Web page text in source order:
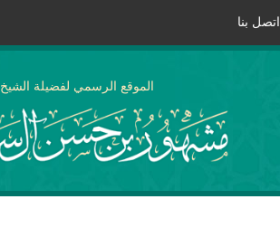
اتصل بنا
الموقع الرسمي لفضيلة الشيخ